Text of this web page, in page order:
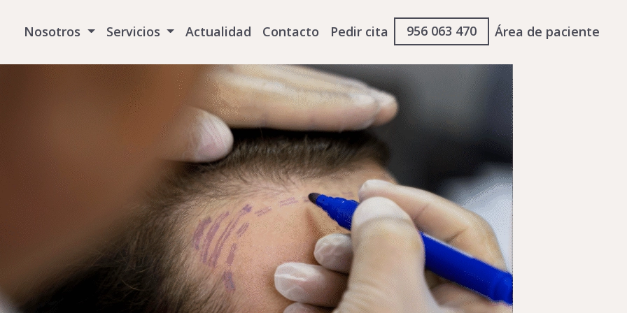
Nosotros Servicios Actualidad Contacto Pedir cita 956 063 470 Área de paciente